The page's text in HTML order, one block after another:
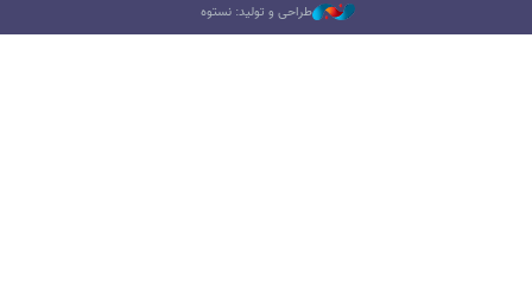
طراحی و تولید: نستوه